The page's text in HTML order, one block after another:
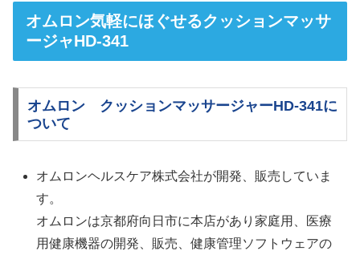
オムロン気軽にほぐせるクッションマッサ
ージャHD-341
オムロン クッションマッサージャーHD-341に
ついて
オムロンヘルスケア株式会社が開発、販売していま
す。
オムロンは京都府向日市に本店があり家庭用、医療
用健康機器の開発、販売、健康管理ソフトウェアの